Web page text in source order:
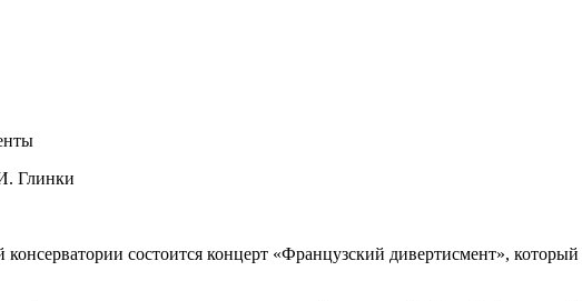
Глинки
состоится концерт «Французский дивертисмент»,